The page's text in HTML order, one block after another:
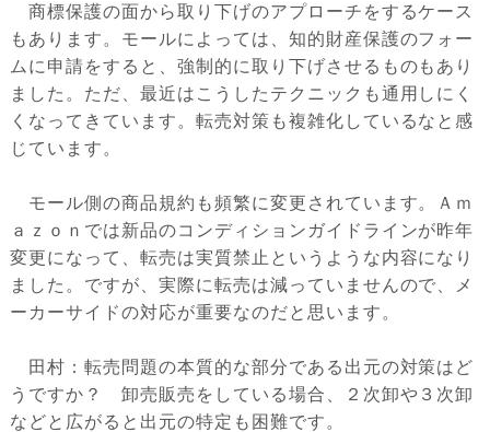
商標保護の面から取り下げのアプローチをするケース
もあります。モールによっては、知的財産保護のフォー
ムに申請をすると、強制的に取り下げさせるものもあり
ました。ただ、最近はこうしたテクニックも通用しにく
くなってきています。転売対策も複雑化しているなと感
じています。
モール側の商品規約も頻繁に変更されています。Ａｍ
ａｚｏｎでは新品のコンディションガイドラインが昨年
変更になって、転売は実質禁止というような内容になり
ました。ですが、実際に転売は減っていませんので、メ
ーカーサイドの対応が重要なのだと思います。
田村：転売問題の本質的な部分である出元の対策はど
うですか？ 卸売販売をしている場合、２次卸や３次卸
などと広がると出元の特定も困難です。